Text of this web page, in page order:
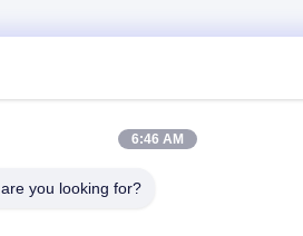
6:46 AM
you looking for?